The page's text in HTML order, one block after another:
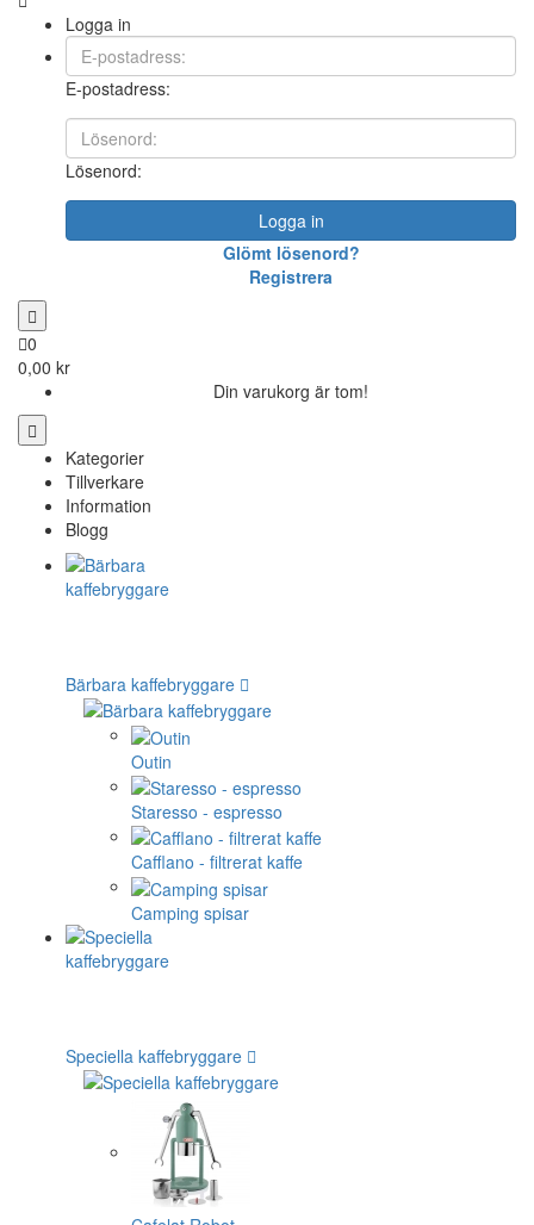
Logga in
E-postadress:
Lösenord:
Logga in
Glömt lösenord?
Registrera
0
0,00 kr
Din varukorg är tom!
Kategorier
Tillverkare
Information
Blogg
Bärbara kaffebryggare
Outin
Staresso - espresso
Cafflano - filtrerat kaffe
Camping spisar
Speciella kaffebryggare